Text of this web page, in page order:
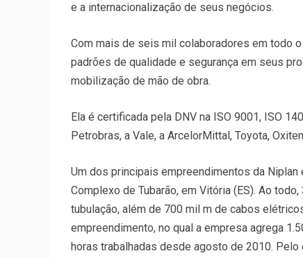
e a internacionalização de seus negócios.
Com mais de seis mil colaboradores em todo
padrões de qualidade e segurança em seus
mobilização de mão de obra.
Ela é certificada pela DNV na ISO 9001, ISO
Petrobras, a Vale, a ArcelorMittal, Toyota,
Um dos principais empreendimentos da Niplan
Complexo de Tubarão, em Vitória (ES). Ao
tubulação, além de 700 mil m de cabos
empreendimento, no qual a empresa agrega
horas trabalhadas desde agosto de 2010.